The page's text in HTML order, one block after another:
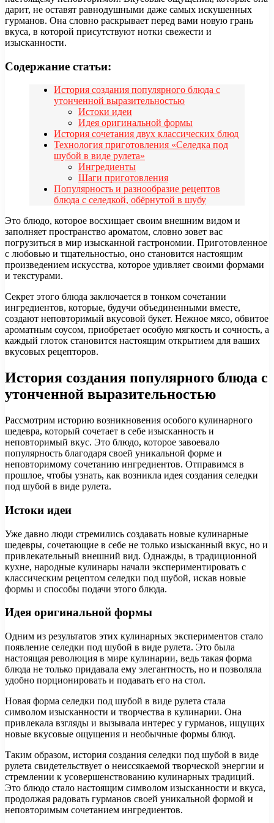
дарит, не оставят равнодушными даже самых искушенных
гурманов. Она словно раскрывает перед вами новую грань
вкуса, в которой присутствуют нотки свежести и
изысканности.
Содержание статьи:
История создания популярного блюда с
утонченной выразительностью
Истоки идеи
Идея оригинальной формы
История сочетания двух классических блюд
Технология приготовления «Селедка под
шубой в виде рулета»
Ингредиенты
Шаги приготовления
Популярность и разнообразие рецептов
блюда с селедкой, обёрнутой в шубу
Это блюдо, которое восхищает своим внешним видом и
заполняет пространство ароматом, словно зовет вас
погрузиться в мир изысканной гастрономии. Приготовленное
с любовью и тщательностью, оно становится настоящим
произведением искусства, которое удивляет своими формами
и текстурами.
Секрет этого блюда заключается в тонком сочетании
ингредиентов, которые, будучи объединенными вместе,
создают неповторимый вкусовой букет. Нежное мясо, обвитое
ароматным соусом, приобретает особую мягкость и сочность, а
каждый глоток становится настоящим открытием для ваших
вкусовых рецепторов.
История создания популярного блюда с
утонченной выразительностью
Рассмотрим историю возникновения особого кулинарного
шедевра, который сочетает в себе изысканность и
неповторимый вкус. Это блюдо, которое завоевало
популярность благодаря своей уникальной форме и
неповторимому сочетанию ингредиентов. Отправимся в
прошлое, чтобы узнать, как возникла идея создания селедки
под шубой в виде рулета.
Истоки идеи
Уже давно люди стремились создавать новые кулинарные
шедевры, сочетающие в себе не только изысканный вкус, но и
привлекательный внешний вид. Однажды, в традиционной
кухне, народные кулинары начали экспериментировать с
классическим рецептом селедки под шубой, искав новые
формы и способы подачи этого блюда.
Идея оригинальной формы
Одним из результатов этих кулинарных экспериментов стало
появление селедки под шубой в виде рулета. Это была
настоящая революция в мире кулинарии, ведь такая форма
блюда не только придавала ему элегантность, но и позволяла
удобно порционировать и подавать его на стол.
Новая форма селедки под шубой в виде рулета стала
символом изысканности и творчества в кулинарии. Она
привлекала взгляды и вызывала интерес у гурманов, ищущих
новые вкусовые ощущения и необычные формы блюд.
Таким образом, история создания селедки под шубой в виде
рулета свидетельствует о неиссякаемой творческой энергии и
стремлении к усовершенствованию кулинарных традиций.
Это блюдо стало настоящим символом изысканности и вкуса,
продолжая радовать гурманов своей уникальной формой и
неповторимым сочетанием ингредиентов.